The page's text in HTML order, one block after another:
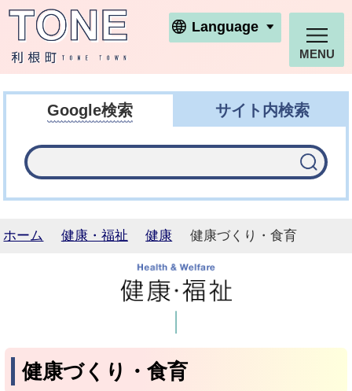
利根町ホームページ
Language
MENU
Google検索 サイト内検索
ホーム 健康・福祉 健康 健康づくり・食育
健康づくり・食育